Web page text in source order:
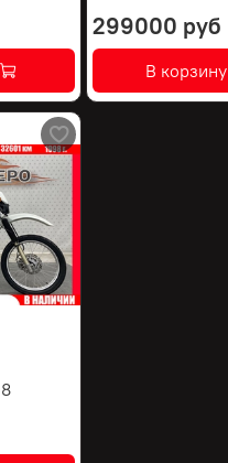
299000 руб
В корзину